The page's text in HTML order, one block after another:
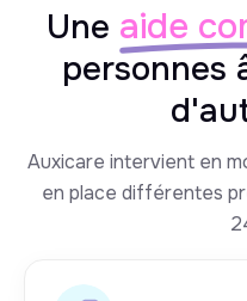
Une aide
personnes
Auxicare intervient en
en place différentes